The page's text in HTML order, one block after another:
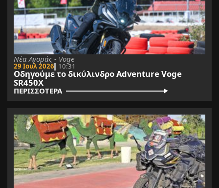
Νέα Αγοράς - Voge
29 Ιουλ 2026 10:31
Οδηγούμε το δικύλινδρο Adventure Voge
SR450X
ΠΕΡΙΣΣΟΤΕΡΑ